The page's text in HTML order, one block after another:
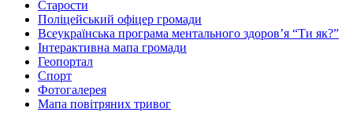
Старости
Поліцейський офіцер громади
Всеукраїнська програма ментального здоров’я “Ти як?”
Інтерактивна мапа громади
Геопортал
Спорт
Фотогалерея
Мапа повітряних тривог